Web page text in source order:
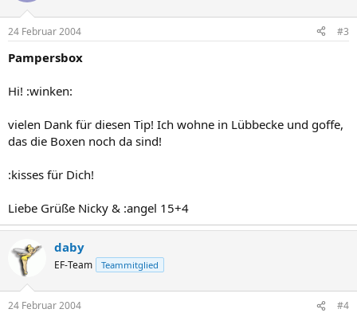
24 Februar 2004 #3
Pampersbox
Hi! :winken:
vielen Dank für diesen Tip! Ich wohne in Lübbecke und goffe,
das die Boxen noch da sind!
:kisses für Dich!
Liebe Grüße Nicky & :angel 15+4
daby
EF-Team Teammitglied
24 Februar 2004 #4